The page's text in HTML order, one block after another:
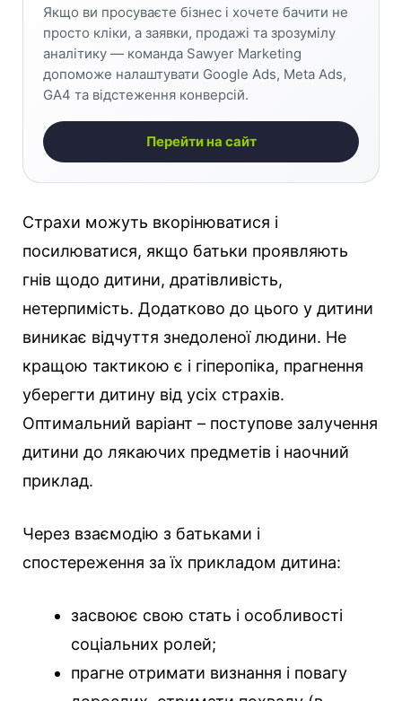
Якщо ви просуваєте бізнес і хочете бачити не
просто кліки, а заявки, продажі та зрозумілу
аналітику — команда Sawyer Marketing
допоможе налаштувати Google Ads, Meta Ads,
GA4 та відстеження конверсій.
Перейти на сайт
Страхи можуть вкорінюватися і
посилюватися, якщо батьки проявляють
гнів щодо дитини, дратівливість,
нетерпимість. Додатково до цього у дитини
виникає відчуття знедоленої людини. Не
кращою тактикою є і гіперопіка, прагнення
уберегти дитину від усіх страхів.
Оптимальний варіант – поступове залучення
дитини до лякаючих предметів і наочний
приклад.
Через взаємодію з батьками і
спостереження за їх прикладом дитина:
засвоює свою стать і особливості
соціальних ролей;
прагне отримати визнання і повагу